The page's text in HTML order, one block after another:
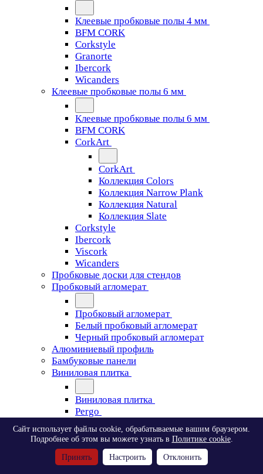
Клеевые пробковые полы 4 мм
BFM CORK
Corkstyle
Granorte
Ibercork
Wicanders
Клеевые пробковые полы 6 мм
Клеевые пробковые полы 6 мм
BFM CORK
CorkArt
CorkArt
Коллекция Colors
Коллекция Narrow Plank
Коллекция Natural
Коллекция Slate
Corkstyle
Ibercork
Viscork
Wicanders
Пробковые доски для стендов
Пробковый агломерат
Пробковый агломерат
Белый пробковый агломерат
Черный пробковый агломерат
Алюминиевый профиль
Бамбуковые панели
Виниловая плитка
Виниловая плитка
Pergo
Pergo
Classic Plank Optimum Glue
Modern Plank Optimum Glue
Сайт использует файлы cookie, обрабатываемые вашим браузером.
Подробнее об этом вы можете узнать в Политике cookie.
Принять Настроить Отклонить